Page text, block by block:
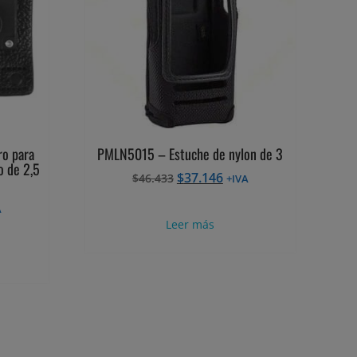
para
de 2,5
PMLN5015 – Estuche de nylon de 3
$46.433 El
era:
$37.146El+IVA
Leer más